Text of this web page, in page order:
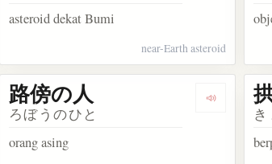
asteroid dekat Bumi
near-Earth asteroid
kosakata 博引旁証 Dengarkan
路傍の人
ろぼうのひと
orang asing